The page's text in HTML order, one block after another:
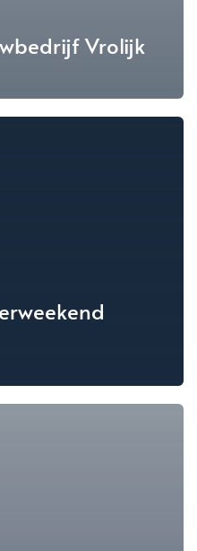
Vrolijk